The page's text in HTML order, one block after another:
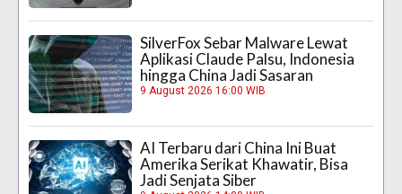
SilverFox Sebar Malware Lewat
Aplikasi Claude Palsu, Indonesia
hingga China Jadi Sasaran
9 August 2026 16:00 WIB
AI Terbaru dari China Ini Buat
Amerika Serikat Khawatir, Bisa
Jadi Senjata Siber